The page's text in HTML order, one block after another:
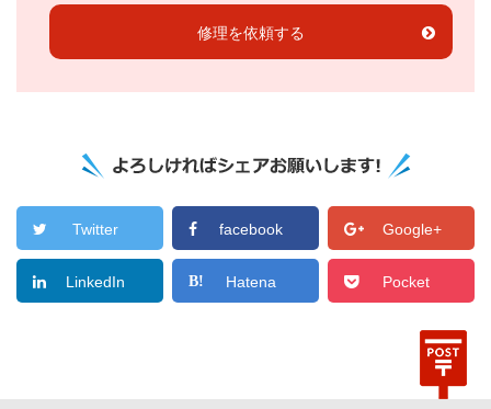
修理を依頼する
Twitter facebook Google+
LinkedIn Hatena Pocket